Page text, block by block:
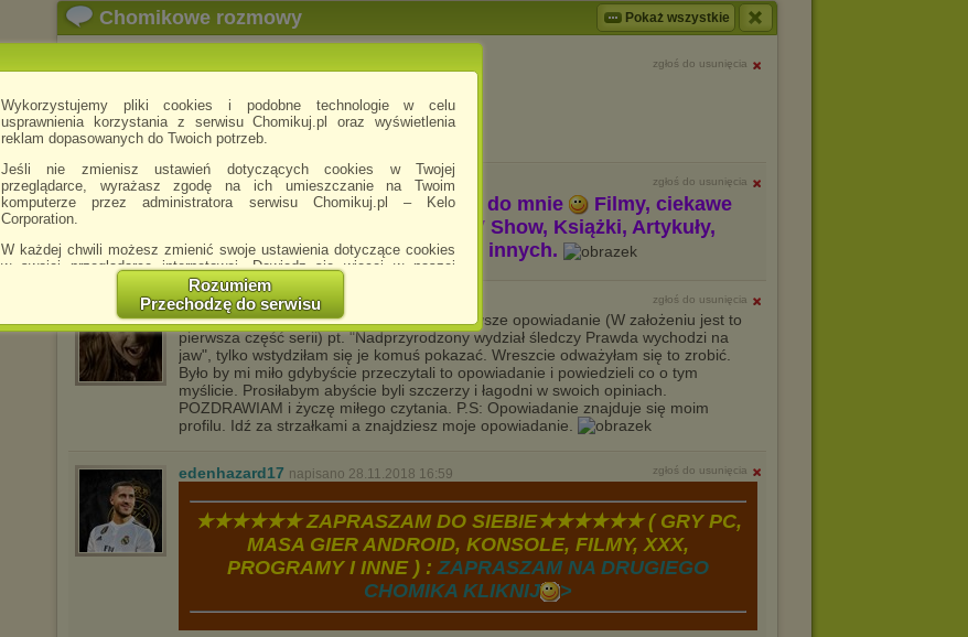
Wykorzystujemy pliki cookies i podobne technologie w celu
usprawnienia korzystania z serwisu Chomikuj.pl oraz wyświetlenia
reklam dopasowanych do Twoich potrzeb.
Jeśli nie zmienisz ustawień dotyczących cookies w Twojej
przeglądarce, wyrażasz zgodę na ich umieszczanie na Twoim
komputerze przez administratora serwisu Chomikuj.pl – Kelo
Corporation.
W każdej chwili możesz zmienić swoje ustawienia dotyczące cookies
w swojej przeglądarce internetowej. Dowiedz się więcej w naszej
http://chomikuj.pl/PolitykaPrywatnosci.aspx
Jednocześnie informujemy że zmiana ustawień przeglądarki może
spowodować ograniczenie korzystania ze strony Chomikuj.pl.
W przypadku braku twojej zgody na akceptację cookies niestety
prosimy o opuszczenie serwisu chomikuj.pl.
Wykorzystanie plików cookiesprzezZaufanych Partnerów
(dostosowanie reklam do Twoich potrzeb, analiza skuteczności działań
Wyrażenie sprzeciwu spowoduje, że wyświetlana Ci reklama nie
będzie dopasowana do Twoich preferencji, a będzie to reklama
wyświetlona przypadkowo.
Istnieje możliwość zmiany ustawień przeglądarki internetowej w
sposób uniemożliwiający przechowywanie plików cookies na
urządzeniu końcowym. Można również usunąć pliki cookies,
dokonując odpowiednich zmian w ustawieniach przeglądarki
Pełną informację na ten temat znajdziesz pod adresem
Rozumiem
Przechodzę do serwisu
Chomikowe rozmowy Pokaż wszystkie
napisano 8.06.2017 20:05 zgłoś do usunięcia
Tiili napisano 26.01.2018 21:52 zgłoś do usunięcia
Witam, pozdrawiam i zapraszam do mnie
Filmy, ciekawe
Filmy Dokumentalne, Seriale, TV Show, Książki, Artykuły,
Teledyski, Tapety, Emotki i wiele innych.
yvoneczka-1989 napisano 25.08.2018 20:25 zgłoś do usunięcia
Hej! Jakiś czas temu napisałam swoje pierwsze opowiadanie (W założeniu jest to
pierwsza część serii) pt. "Nadprzyrodzony wydział śledczy Prawda wychodzi na
jaw", tylko wstydziłam się je komuś pokazać. Wreszcie odważyłam się to zrobić.
Było by mi miło gdybyście przeczytali to opowiadanie i powiedzieli co o tym
myślicie. Prosiłabym abyście byli szczerzy i łagodni w swoich opiniach.
POZDRAWIAM i życzę miłego czytania. P.S: Opowiadanie znajduje się moim
profilu. Idź za strzałkami a znajdziesz moje opowiadanie.
edenhazard17 napisano 28.11.2018 16:59 zgłoś do usunięcia
★★★★★★ ZAPRASZAM DO SIEBIE★★★★★★ ( GRY PC,
MASA GIER ANDROID, KONSOLE, FILMY, XXX,
PROGRAMY I INNE ) :ZAPRASZAM NA DRUGIEGO
CHOMIKA KLIKNIJ
>